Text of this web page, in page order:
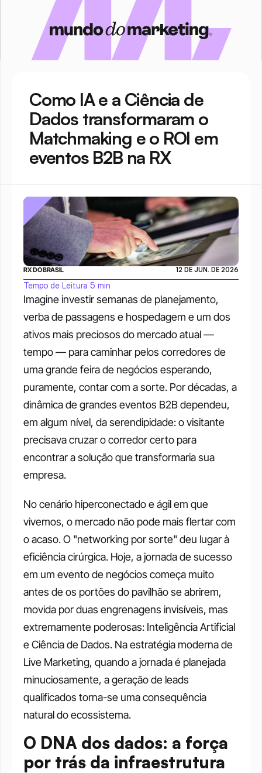
Como IA e a Ciência de
Dados transformaram o
Matchmaking e o ROI em
eventos B2B na RX
Imagine investir semanas de planejamento,
verba de passagens e hospedagem e um dos
ativos mais preciosos do mercado atual —
tempo — para caminhar pelos corredores de
uma grande feira de negócios esperando,
puramente, contar com a sorte. Por décadas, a
dinâmica de grandes eventos B2B dependeu,
em algum nível, da serendipidade: o visitante
precisava cruzar o corredor certo para
encontrar a solução que transformaria sua
empresa.
No cenário hiperconectado e ágil em que
vivemos, o mercado não pode mais flertar com
o acaso. O "networking por sorte" deu lugar à
eficiência cirúrgica. Hoje, a jornada de sucesso
em um evento de negócios começa muito
antes de os portões do pavilhão se abrirem,
movida por duas engrenagens invisíveis, mas
extremamente poderosas: Inteligência Artificial
e Ciência de Dados. Na estratégia moderna de
Live Marketing, quando a jornada é planejada
minuciosamente, a geração de leads
qualificados torna-se uma consequência
natural do ecossistema.
O DNA dos dados: a força
por trás da infraestrutura
RX DO BRASIL 12 DE JUN. DE 2026
Tempo de Leitura 5 min